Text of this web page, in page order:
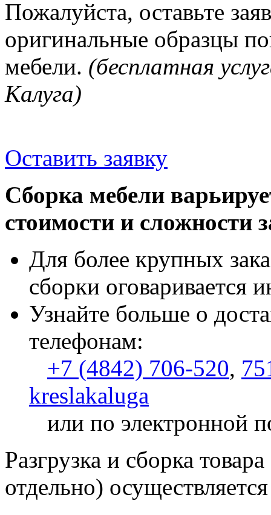
Пожалуйста, оставьте
оригинальные образцы
мебели. (бесплатная
Калуга)
Оставить заявку
Сборка мебели
стоимости и сложности
Для более крупных
сборки оговаривается
Узнайте больше о
телефонам:
+7 (4842) 706-520,
kreslakaluga
или по электронной
Разгрузка и сборка
отдельно)